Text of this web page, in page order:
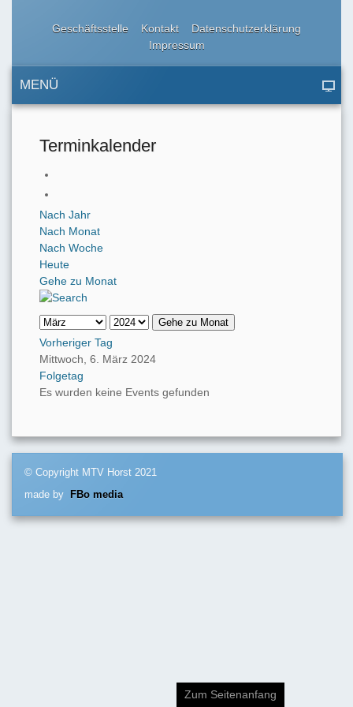
Geschäftsstelle Kontakt
Datenschutzerklärung
Impressum
MENÜ
Terminkalender
Nach Jahr
Nach Monat
Nach Woche
Heute
Gehe zu Monat
Gehe zu Monat
Vorheriger Tag
Mittwoch, 6. März 2024
Folgetag
Es wurden keine Events gefunden
© Copyright MTV Horst 2021
made by
FBo media
Zum Seitenanfang